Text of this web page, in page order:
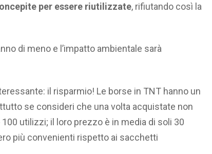
per essere riutilizzate, rifiutando così la
di meno e l’impatto ambientale sarà
il risparmio! Le borse in TNT hanno un
se consideri che una volta acquistate non
utilizzi; il loro prezzo è in media di soli 30
più convenienti rispetto ai sacchetti